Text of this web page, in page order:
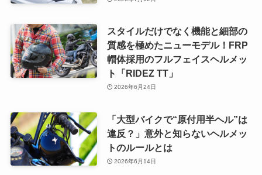
スタイルだけでなく機能と細部の
質感を極めたニューモデル！FRP
帽体採用のフルフェイスヘルメッ
ト「RIDEZ TT」
2026年6月24日
「大型バイクで“原付用半ヘル”は
違反？」意外と知らないヘルメッ
トのルールとは
2026年6月14日